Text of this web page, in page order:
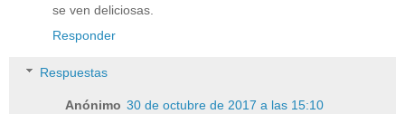
se ven deliciosas.
Responder
Respuestas
Anónimo 30 de octubre de 2017 a las 15:10